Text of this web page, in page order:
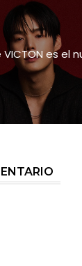
VICTON es el